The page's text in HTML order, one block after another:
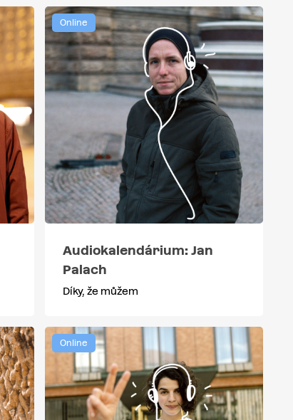
Online
Audiokalendárium: Jan
Palach
Díky, že můžem
Online